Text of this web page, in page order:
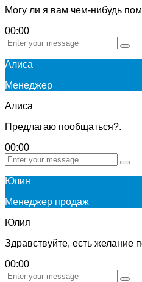
Могу ли я вам чем-нибудь
00:00
Алиса
Менеджер
Алиса
Предлагаю пообщаться?.
00:00
Юлия
Менеджер продаж
Юлия
Здравствуйте, есть желание
00:00